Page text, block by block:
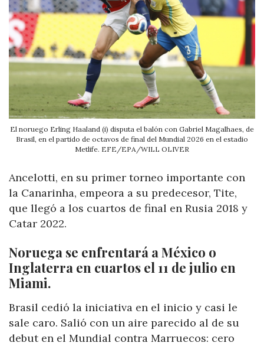
El noruego Erling Haaland (i) disputa el balón con Gabriel Magalhaes, de
Brasil, en el partido de octavos de final del Mundial 2026 en el estadio
Metlife. EFE/EPA/WILL OLIVER
Ancelotti, en su primer torneo importante con
la Canarinha, empeora a su predecesor, Tite,
que llegó a los cuartos de final en Rusia 2018 y
Catar 2022.
Noruega se enfrentará a México o
Inglaterra en cuartos el 11 de julio en
Miami.
Brasil cedió la iniciativa en el inicio y casi le
sale caro. Salió con un aire parecido al de su
debut en el Mundial contra Marruecos: cero